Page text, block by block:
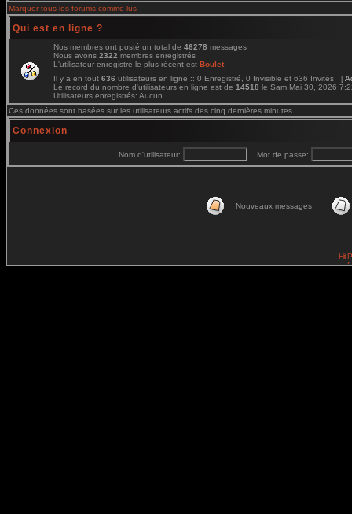
Marquer tous les forums comme lus
Qui est en ligne ?
Nos membres ont posté un total de 46278 messages
Nous avons 2322 membres enregistrés
L'utilisateur enregistré le plus récent est Boulet
Il y a en tout 636 utilisateurs en ligne :: 0 Enregistré, 0 Invisible et 636 Invités [
Le record du nombre d'utilisateurs en ligne est de 14518 le Sam Mai 30, 2026
Utilisateurs enregistrés: Aucun
Ces données sont basées sur les utilisateurs actifs des cinq dernières minutes
Connexion
Nom d'utilisateur: Mot de passe:
Nouveaux messages